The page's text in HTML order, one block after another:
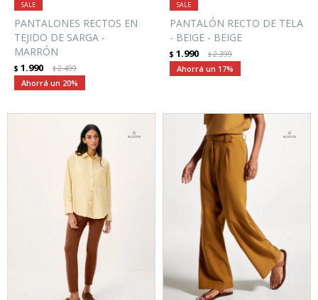
PANTALONES RECTOS EN
TEJIDO DE SARGA -
MARRÓN
$ 1.990 $2.499
20
PANTALÓN RECTO DE TELA
- BEIGE - BEIGE
$ 1.990 $2.399
17